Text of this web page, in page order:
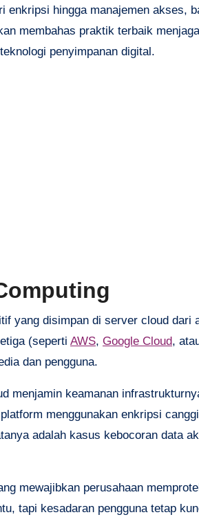
enkripsi hingga manajemen akses,
membahas praktik terbaik menjaga
penyimpanan digital.
yang disimpan di server cloud dari
(seperti AWS, Google Cloud,
dan pengguna.
menjamin keamanan
menggunakan enkripsi
adalah kasus kebocoran data
mewajibkan perusahaan
tapi kesadaran pengguna tetap